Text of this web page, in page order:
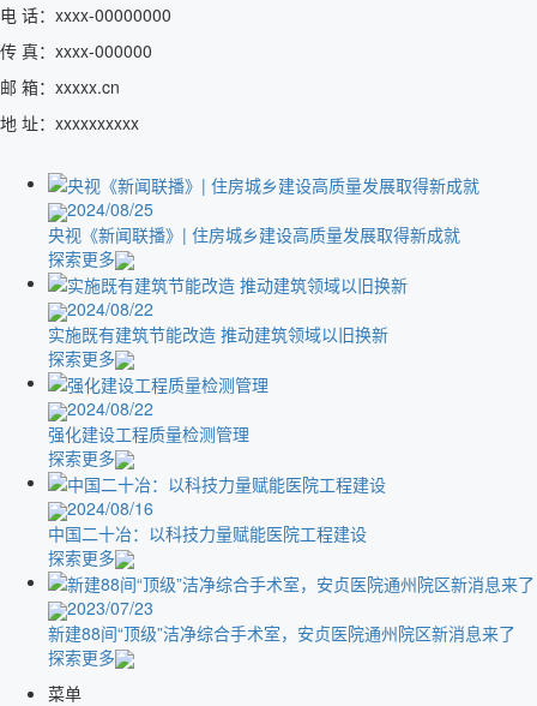
电 话：xxxx-00000000
传 真：xxxx-000000
邮 箱：xxxxx.cn
地 址：xxxxxxxxxx
2024/08/25
央视《新闻联播》| 住房城乡建设高质量发展取得新成就
探索更多
2024/08/22
实施既有建筑节能改造 推动建筑领域以旧换新
探索更多
2024/08/22
强化建设工程质量检测管理
探索更多
2024/08/16
中国二十冶：以科技力量赋能医院工程建设
探索更多
2023/07/23
新建88间“顶级”洁净综合手术室，安贞医院通州院区新消息来了
探索更多
菜单